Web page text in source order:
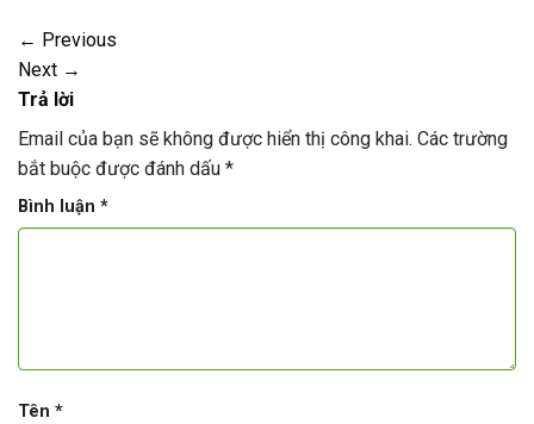
← Previous
Next →
Trả lời
Email của bạn sẽ không được hiển thị công khai. Các trường
bắt buộc được đánh dấu *
Bình luận *
Tên *